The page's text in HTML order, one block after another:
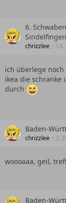
6.
Sindelfingen
chrizzlee 14.
ich überlege
ikea die
durch
Baden-
chrizzlee 2.
woooaaa, geil,
Baden-